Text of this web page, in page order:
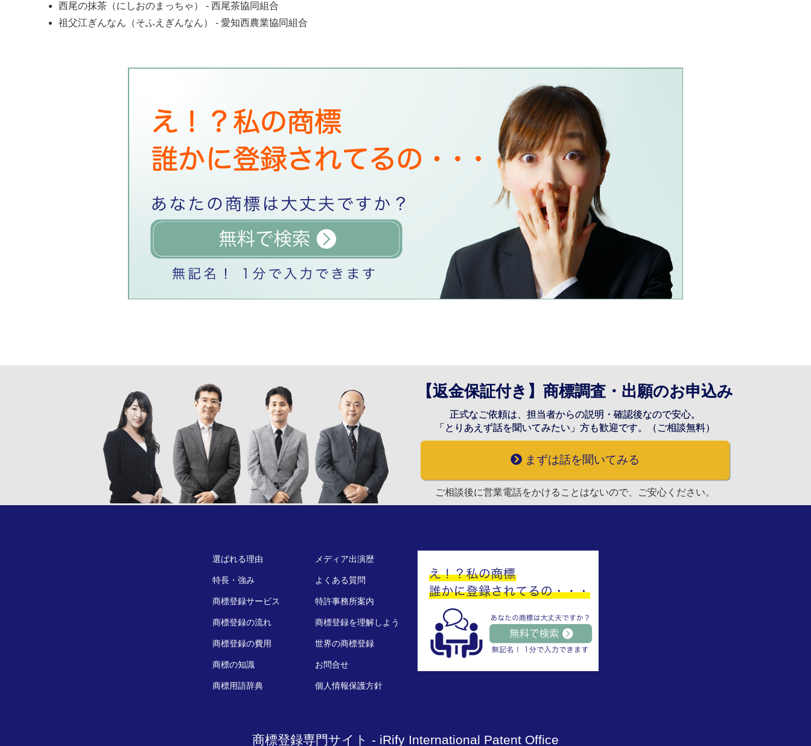
西尾の抹茶（にしおのまっちゃ）
- 西尾茶協同組合
祖父江ぎんなん（そふえぎんなん）
- 愛知西農業協同組合
【返金保証付き】商標調査・出願のお申込み
正式なご依頼は、担当者からの説明・確認後なので安心。
「とりあえず話を聞いてみたい」方も歓迎です。（ご相談無料）
まずは話を聞いてみる
ご相談後に営業電話をかけることはないので、ご安心ください。
選ばれる理由
特長・強み
商標登録サービス
商標登録の流れ
商標登録の費用
商標の知識
商標用語辞典
メディア出演歴
よくある質問
特許事務所案内
商標登録を理解しよう
世界の商標登録
お問合せ
個人情報保護方針
商標登録専門サイト - iRify International Patent Office